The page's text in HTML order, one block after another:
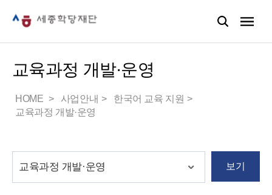
교육과정 개발·운영
HOME 사업안내
한국어 교육 지원
교육과정 개발·운영
보기